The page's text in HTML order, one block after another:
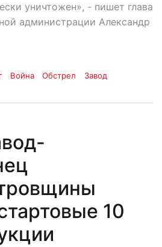
уничтожен», - пишет глава
администрации Александр
Война Обстрел Завод
10